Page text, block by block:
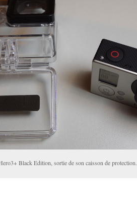
Black Edition, sortie de son caisson de